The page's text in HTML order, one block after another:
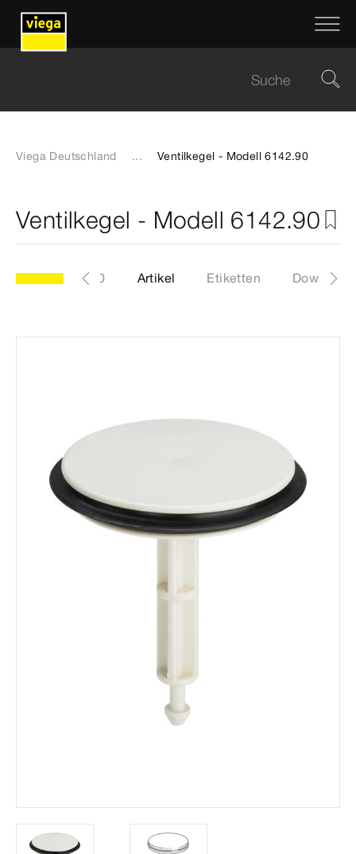
Viega Deutschland ... Ventilkegel - Modell 6142.90
Ventilkegel - Modell 6142.90
Modell 6142.90 Artikel Etiketten